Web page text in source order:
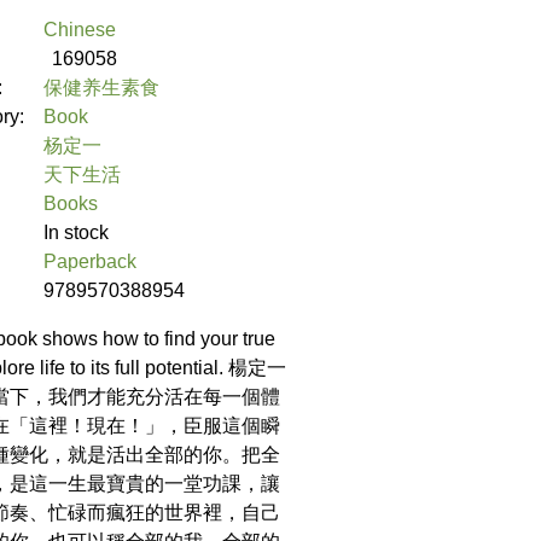
Chinese
169058
保健养生素食
Book
杨定一
天下生活
Books
In stock
Paperback
9789570388954
shows how to find your true
life to its full potential. 楊定一
下，我們才能充分活在每一個體
「這裡！現在！」，臣服這個瞬
變化，就是活出全部的你。把全
是這一生最寶貴的一堂功課，讓
奏、忙碌而瘋狂的世界裡，自己